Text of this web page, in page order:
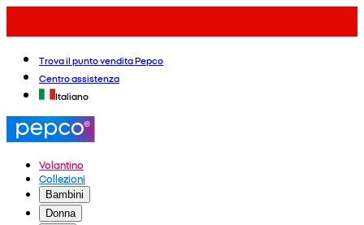
Trova il punto vendita Pepco
Centro assistenza
Italiano
Volantino
Collezioni
Bambini
Donna